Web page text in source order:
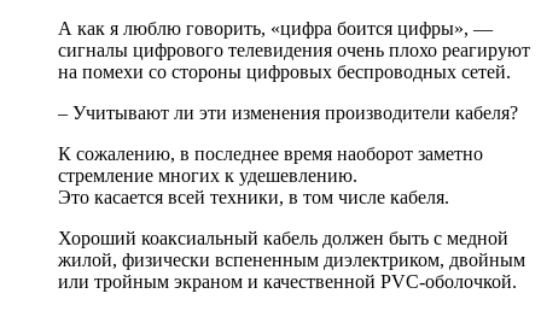
А как я люблю говорить, «цифра боится цифры», —
сигналы цифрового телевидения очень плохо реагируют
на помехи со стороны цифровых беспроводных сетей.
– Учитывают ли эти изменения производители кабеля?
К сожалению, в последнее время наоборот заметно
стремление многих к удешевлению.
Это касается всей техники, в том числе кабеля.
Хороший коаксиальный кабель должен быть с медной
жилой, физически вспененным диэлектриком, двойным
или тройным экраном и качественной PVC-оболочкой.